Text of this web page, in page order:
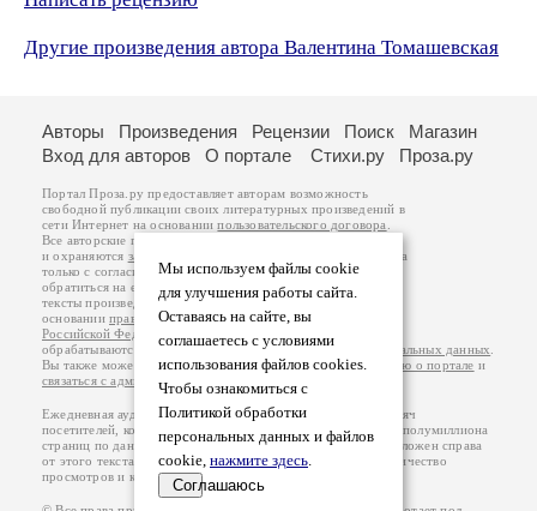
Другие произведения автора Валентина Томашевская
Мы используем файлы cookie
для улучшения работы сайта.
Оставаясь на сайте, вы
соглашаетесь с условиями
использования файлов cookies.
Чтобы ознакомиться с
Политикой обработки
персональных данных и файлов
cookie, нажмите здесь.
Соглашаюсь
Авторы Произведения Рецензии Поиск
Магазин
Вход для авторов
О портале Стихи.ру Проза.ру
Портал Проза.ру предоставляет авторам возможность
свободной публикации своих литературных произведений в
сети Интернет на основаниипользовательского договора
Все авторские права на произведения принадлежат авторам
и охраняются законом
. Перепечатка произведений возможна
только с согласия его автора, к которому вы можете
обратиться на его авторской странице. Ответственность за
тексты произведений авторы несут самостоятельно на
основанииправил публикацииизаконодательства
Российской Федерации
обрабатываются на основанииПолитики обработки персональных данных
Вы также можете посмотреть более подробнуюинформацию о портале и
связаться с администрацией
Ежедневная аудитория портала Проза.ру – порядка 100 тысяч
посетителей, которые в общей сумме просматривают более полумиллиона
страниц по данным счетчика посещаемости, который расположен справа
от этого текста. В каждой графе указано по две цифры: количество
просмотров и количество посетителей.